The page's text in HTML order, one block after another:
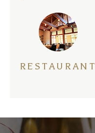
RESTAURANT